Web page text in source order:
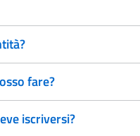
fare?
iscriversi?